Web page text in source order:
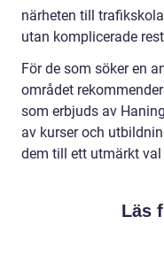
närheten till
utan komplicerade
För de som söker en
området
som erbjuds av
av kurser och
dem till ett utmärkt
Läs